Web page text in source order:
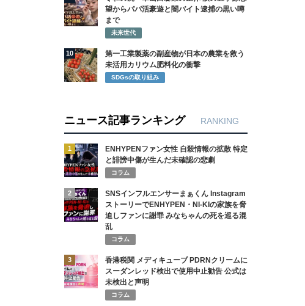
望からパパ活豪遊と闇バイト逮捕の黒い噂
まで
未来世代
10
第一工業製薬の副産物が日本の農業を救う
未活用カリウム肥料化の衝撃
SDGsの取り組み
ニュース記事ランキング RANKING
1
ENHYPENファン女性 自殺情報の拡散 特定
と誹謗中傷が生んだ未確認の悲劇
コラム
2
SNSインフルエンサーまぁくん Instagram
ストーリーでENHYPEN・NI-KIの家族を脅
迫しファンに謝罪 みなちゃんの死を巡る混
乱
コラム
3
香港税関 メディキューブ PDRNクリームに
スーダンレッド検出で使用中止勧告 公式は
未検出と声明
コラム